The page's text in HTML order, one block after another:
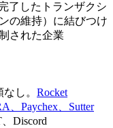
了したトランザクシ
の維持）に結びつけ
された企業
し。 Rocket
、Paychex、Sutter
、Discord